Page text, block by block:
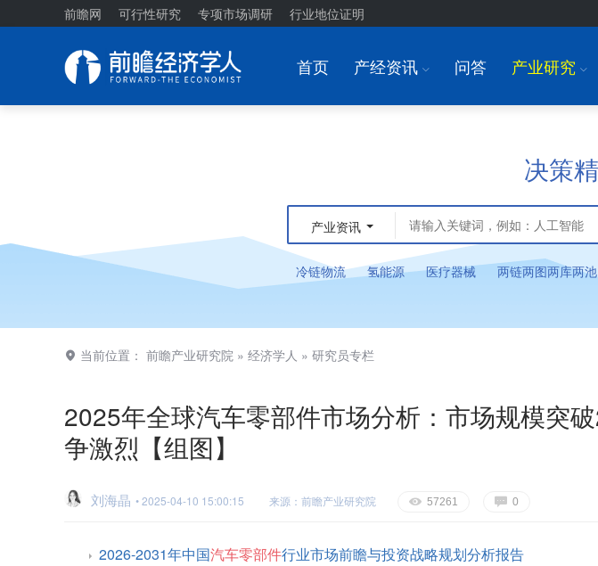
前瞻网 可行性研究 专项市场调研 行业地位证明
首页 产经资讯 I 问答 产业研究 I
决策
产业资讯
冷链物流 氢能源 医疗器械 两链两图两库两池
当前位置： 前瞻产业研究院 » 经济学人 » 研究员专栏
2025年全球汽车零部件市场分析：市场规模突
争激烈【组图】
刘海晶 • 2025-04-10 15:00:15 来源：前瞻产业研究院 E 57261 G 0
2026-2031年中国汽车零部件行业市场前瞻与投资战略规划分析报告